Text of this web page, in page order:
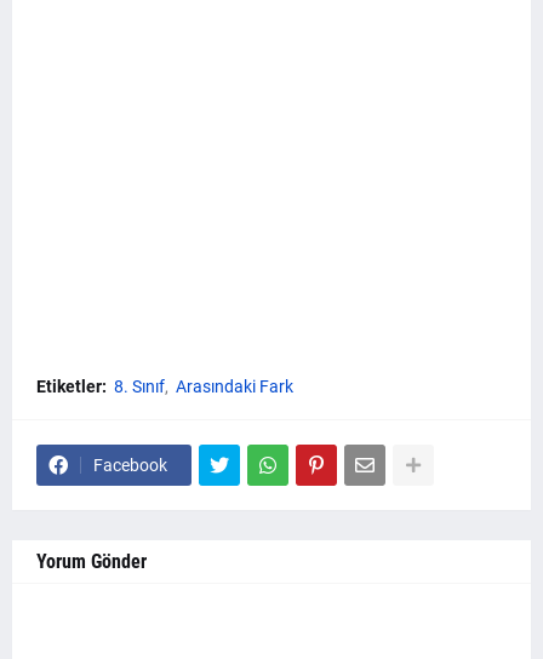
Etiketler: 8. Sınıf Arasındaki Fark
Facebook
Yorum Gönder